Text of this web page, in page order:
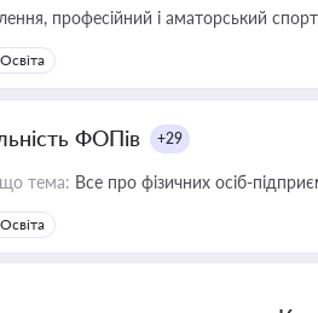
професійний і аматорський
реалізації державної політики у
Освіта
ФОПів +29
тема: Все про фізичних осіб-
Освіта